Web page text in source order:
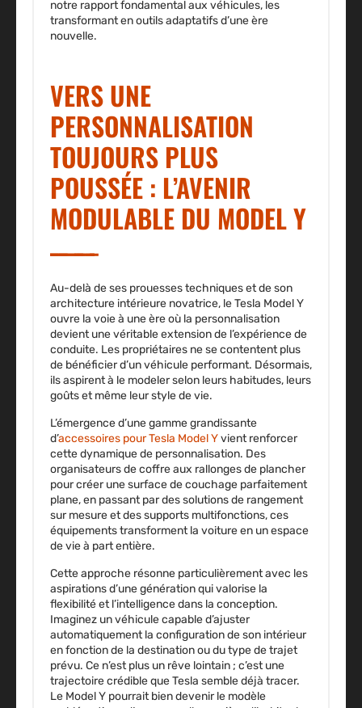
notre rapport fondamental aux véhicules, les
transformant en outils adaptatifs d’une ère
nouvelle.
VERS UNE
PERSONNALISATION
TOUJOURS PLUS
POUSSÉE : L’AVENIR
MODULABLE DU MODEL Y
Au-delà de ses prouesses techniques et de son
architecture intérieure novatrice, le Tesla Model Y
ouvre la voie à une ère où la personnalisation
devient une véritable extension de l’expérience de
conduite. Les propriétaires ne se contentent plus
de bénéficier d’un véhicule performant. Désormais,
ils aspirent à le modeler selon leurs habitudes, leurs
goûts et même leur style de vie.
L’émergence d’une gamme grandissante
d’accessoires pour Tesla Model Yvient renforcer
cette dynamique de personnalisation. Des
organisateurs de coffre aux rallonges de plancher
pour créer une surface de couchage parfaitement
plane, en passant par des solutions de rangement
sur mesure et des supports multifonctions, ces
équipements transforment la voiture en un espace
de vie à part entière.
Cette approche résonne particulièrement avec les
aspirations d’une génération qui valorise la
flexibilité et l’intelligence dans la conception.
Imaginez un véhicule capable d’ajuster
automatiquement la configuration de son intérieur
en fonction de la destination ou du type de trajet
prévu. Ce n’est plus un rêve lointain ; c’est une
trajectoire crédible que Tesla semble déjà tracer.
Le Model Y pourrait bien devenir le modèle